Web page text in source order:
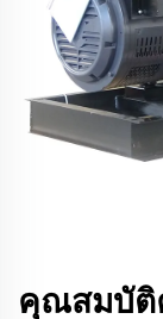
คุณสมบัติ